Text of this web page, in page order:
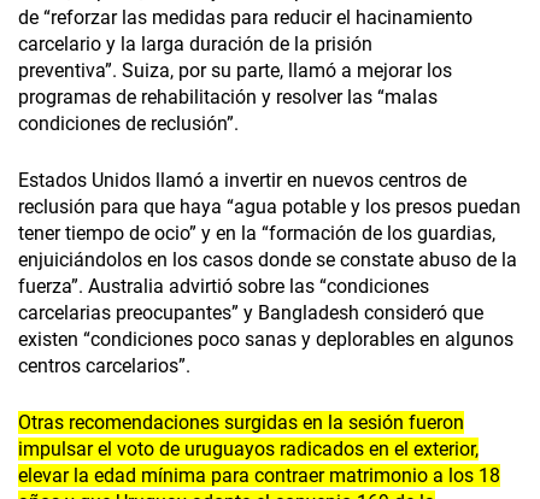
de “reforzar las medidas para reducir el hacinamiento
carcelario y la larga duración de la prisión
preventiva”. Suiza, por su parte, llamó a mejorar los
programas de rehabilitación y resolver las “malas
condiciones de reclusión”.
Estados Unidos llamó a invertir en nuevos centros de
reclusión para que haya “agua potable y los presos puedan
tener tiempo de ocio” y en la “formación de los guardias,
enjuiciándolos en los casos donde se constate abuso de la
fuerza”. Australia advirtió sobre las “condiciones
carcelarias preocupantes” y Bangladesh consideró que
existen “condiciones poco sanas y deplorables en algunos
centros carcelarios”.
Otras recomendaciones surgidas en la sesión fueron
impulsar el voto de uruguayos radicados en el exterior,
elevar la edad mínima para contraer matrimonio a los 18